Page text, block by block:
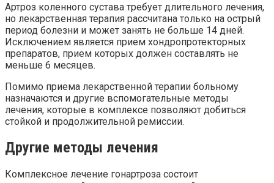
Артроз коленного сустава требует длительного лечения,
но лекарственная терапия рассчитана только на острый
период болезни и может занять не больше 14 дней.
Исключением является прием хондропротекторных
препаратов, прием которых должен составлять не
меньше 6 месяцев.
Помимо приема лекарственной терапии больному
назначаются и другие вспомогательные методы
лечения, которые в комплексе позволяют добиться
стойкой и продолжительной ремиссии.
Другие методы лечения
Комплексное лечение гонартроза состоит